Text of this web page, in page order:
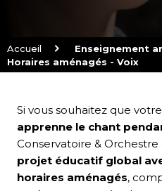
Accueil Enseignement
Horaires aménagés - Voix
Si vous souhaitez que
apprenne le chant
Conservatoire &
projet éducatif global
horaires aménagés,